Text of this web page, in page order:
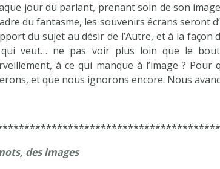
jour du parlant, prenant soin de son
du fantasme, les souvenirs écrans seront
du sujet au désir de l’Autre, et à la façon
veut… ne pas voir plus loin que le
à ce qui manque à l’image ?
et que nous ignorons encore. Nous
des images